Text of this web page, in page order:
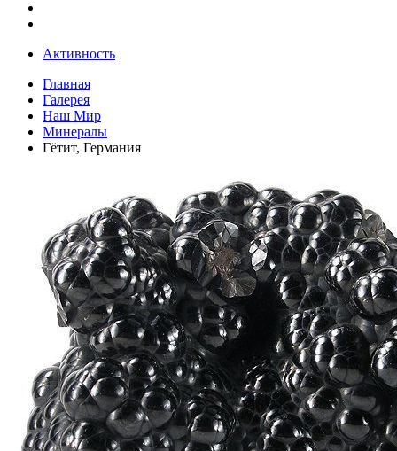
Активность
Главная
Галерея
Наш Мир
Минералы
Гётит, Германия